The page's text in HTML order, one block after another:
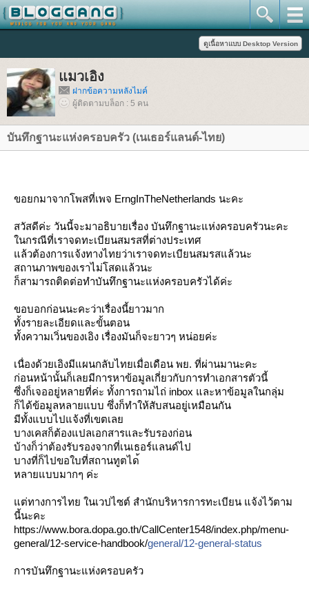
มวเอิง
ฝากข้อความหลังไมค์
ผู้ติดตามบล็อก : 5 คน
บันทึกฐานะแห่งครอบครัว (เนเธอร์แลนด์-ไทย)
ขอยกมาจากโพสที่เพจ ErngInTheNetherlands นะคะ
สวัสดีค่ะ วันนี้จะมาอธิบายเรื่อง บันทึกฐานะแห่งครอบครัวนะคะ
นกรณีที่เราจดทะเบียนสมรสที่ต่างประเทศ
ล้วต้องการแจ้งทางไทยว่าเราจดทะเบียนสมรสแล้วนะ
สถานภาพของเราไม่โสดแล้วนะ
ก็สามารถติดต่อทำบันทึกฐานะห่งครอบครัวได้ค่ะ
ขอบอกก่อนนะคะว่าเรื่องนี้าวมาก
ทั้งรายละเอียดและขั้นตอน
ทั้งความเวิ่นของเอิง เรื่องมันก็จะยาวๆ หน่อยค่ะ
เนื่องด้วยเอิงมีแผนกลับไทเมื่อเดือน พย. ที่ผ่านมานะคะ
ก่อนหน้านั้นก็เลยมีการหาข้อมูลเกี่ยวกับการทำเอกสารตัวนี้
ซึ่งก็เจออยู่หลายที่ค่ะ ทั้งการถามไถ่ inbox และหาข้อมูลในกลุ่ม
ก็ได้ข้อมูลหลายแบบ ซึ่งก็ทำให้สับสนอยู่เหมือนกัน
มีทั้งแบบไปแจ้งที่เขตเล
บางเคสก็ต้องแปลเอกสารและรับรองก่อน
บ้างก็ว่าต้องรับรองจากที่เนเธอร์แลนด์ไป
บางที่ก็ไปขอใบที่สถานทูตได
หลายแบบมากๆ ค่ะ
ต่ทางการไทย ในเวปไซต์ สำนักบริหารการทะเบียน แจ้งไว้ตาม
นี้นะคะ
https://www.bora.dopa.go.th/CallCenter1548/index.php/menu-
general/12-service-handbook/general/12-general-status
การบันทึกฐานะแห่งครอบครัว